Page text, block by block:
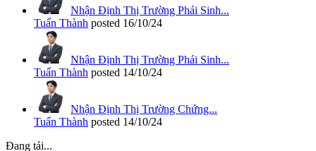
Nhận Định Thị Trường Phái Sinh...
Tuấn Thành posted 16/10/24
Nhận Định Thị Trường Phái Sinh...
Tuấn Thành posted 14/10/24
Nhận Định Thị Trường Chứng...
Tuấn Thành posted 14/10/24
Đang tải...